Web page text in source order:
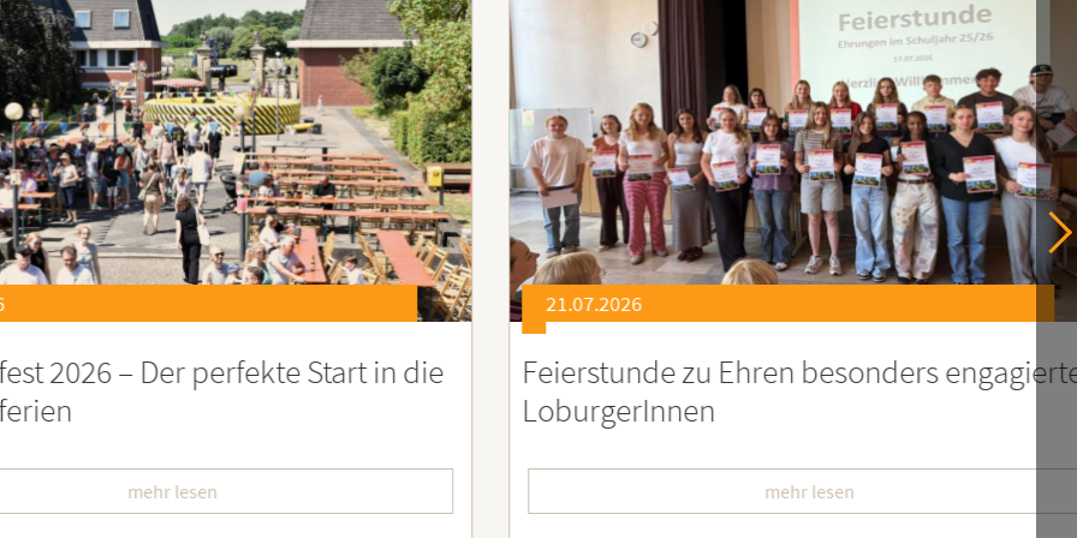
zu Ehren besonders engagierter
Soziales Engagement für
Ruanda – Wir sind dabei!